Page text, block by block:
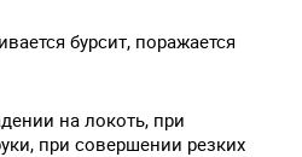
бурсит, поражается
на локоть, при
при совершении резких